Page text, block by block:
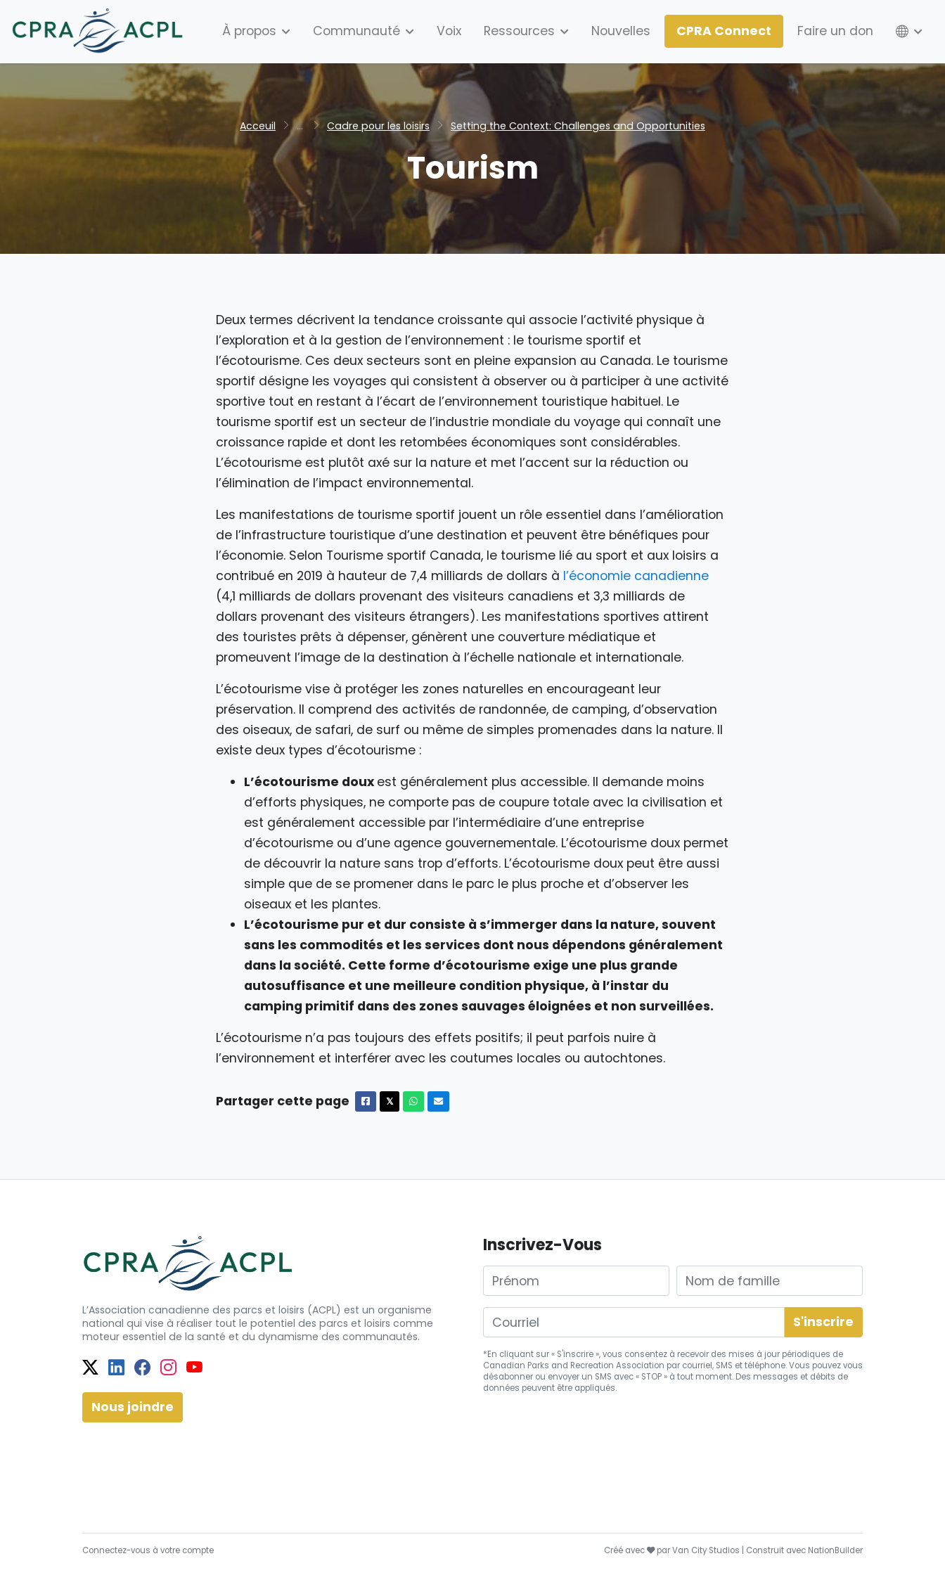
À propos Communauté Voix Ressources Nouvelles CPRA Connect Faire un don
Acceuil ... Cadre pour les loisirs Setting the Context: Challenges and Opportunities
Tourism
Deux termes décrivent la tendance croissante qui associe l’activité physique à
l’exploration et à la gestion de l’environnement : le tourisme sportif et
l’écotourisme. Ces deux secteurs sont en pleine expansion au Canada. Le tourisme
sportif désigne les voyages qui consistent à observer ou à participer à une activité
sportive tout en restant à l’écart de l’environnement touristique habituel. Le
tourisme sportif est un secteur de l’industrie mondiale du voyage qui connaît une
croissance rapide et dont les retombées économiques sont considérables.
L’écotourisme est plutôt axé sur la nature et met l’accent sur la réduction ou
l’élimination de l’impact environnemental.
Les manifestations de tourisme sportif jouent un rôle essentiel dans l’amélioration
de l’infrastructure touristique d’une destination et peuvent être bénéfiques pour
l’économie. Selon Tourisme sportif Canada, le tourisme lié au sport et aux loisirs a
contribué en 2019 à hauteur de 7,4 milliards de dollars à l’économie canadienne
(4,1 milliards de dollars provenant des visiteurs canadiens et 3,3 milliards de
dollars provenant des visiteurs étrangers). Les manifestations sportives attirent
des touristes prêts à dépenser, génèrent une couverture médiatique et
promeuvent l’image de la destination à l’échelle nationale et internationale.
L’écotourisme vise à protéger les zones naturelles en encourageant leur
préservation. Il comprend des activités de randonnée, de camping, d’observation
des oiseaux, de safari, de surf ou même de simples promenades dans la nature. Il
existe deux types d’écotourisme :
L’écotourisme doux est généralement plus accessible. Il demande moins
d’efforts physiques, ne comporte pas de coupure totale avec la civilisation et
est généralement accessible par l’intermédiaire d’une entreprise
d’écotourisme ou d’une agence gouvernementale. L’écotourisme doux permet
de découvrir la nature sans trop d’efforts. L’écotourisme doux peut être aussi
simple que de se promener dans le parc le plus proche et d’observer les
oiseaux et les plantes.
L’écotourisme pur et dur consiste à s’immerger dans la nature, souvent
sans les commodités et les services dont nous dépendons généralement
dans la société. Cette forme d’écotourisme exige une plus grande
autosuffisance et une meilleure condition physique, à l’instar du
camping primitif dans des zones sauvages éloignées et non surveillées.
L’écotourisme n’a pas toujours des effets positifs; il peut parfois nuire à
l’environnement et interférer avec les coutumes locales ou autochtones.
Partager cette page Facebook
𝕏X Whatsapp
Courriel
L’Association canadienne des parcs et loisirs (ACPL) est un organisme
national qui vise à réaliser tout le potentiel des parcs et loisirs comme
moteur essentiel de la santé et du dynamisme des communautés.
Twitter
Facebook
Facebook
Instagram
YouTube
Nous joindre
Inscrivez-Vous
Prénom Nom de famille
*En cliquant sur « S'inscrire », vous consentez à recevoir des mises à jour périodiques de
Canadian Parks and Recreation Association par courriel, SMS et téléphone. Vous pouvez vous
désabonner ou envoyer un SMS avec « STOP » à tout moment. Des messages et débits de
données peuvent être appliqués.
Connectez-vous à votre compte Créé avec soin
parVan City Studios | Construit avec NationBuilder